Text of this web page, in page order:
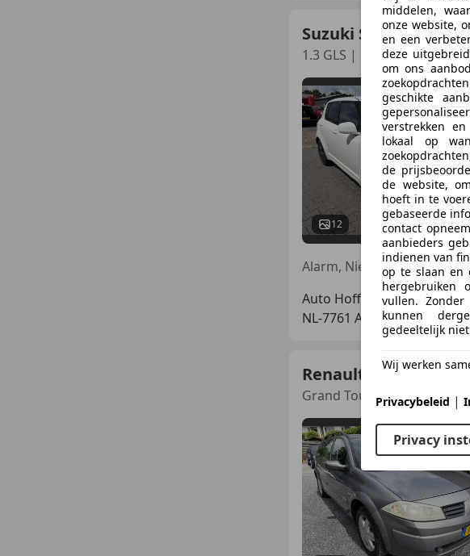
Suzuki Swift
1.3 GLS | HANDEL /
12
Auto Hoff
NL-7761 AJ SCHOONEBEEK
Renault Megane
Grand Tour 1.6-16V
middelen,
onze website,
en een
deze
om ons
geschikte
verstrekken
lokaal op
de
de website,
hoeft in te
gebaseerde
contact
aanbieders
indienen van
op te slaan en
hergebruiken
vullen.
kunnen
gedeeltelijk
Wij werken
Privacybeleid |
Privacy